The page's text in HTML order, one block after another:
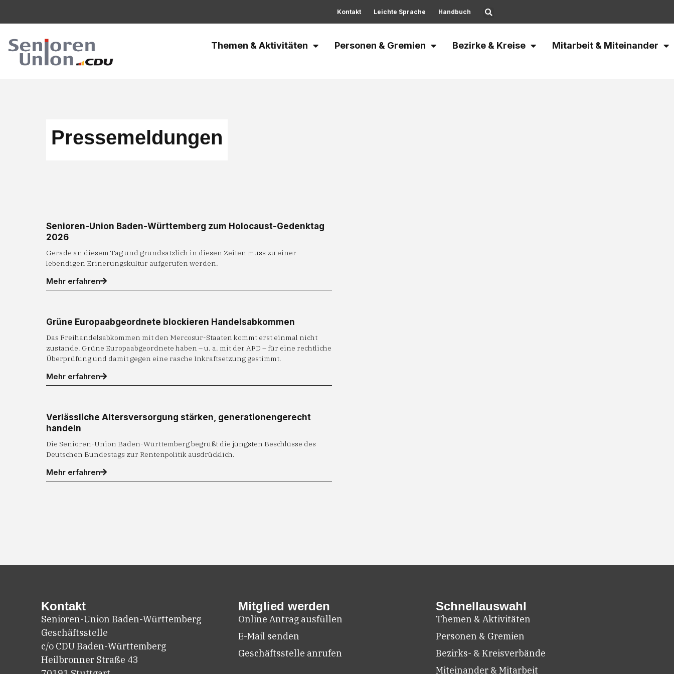
Kontakt Leichte Sprache Handbuch
Themen & Aktivitäten Personen & Gremien Bezirke & Kreise Mitarbeit & Miteinander
Pressemeldungen
Senioren-Union Baden-Württemberg zum Holocaust-Gedenktag
2026
Gerade an diesem Tag und grundsätzlich in diesen Zeiten muss zu einer
lebendigen Erinerungskultur aufgerufen werden.
Mehr erfahren
Grüne Europaabgeordnete blockieren Handelsabkommen
Das Freihandelsabkommen mit den Mercosur-Staaten kommt erst einmal nicht
zustande. Grüne Europaabgeordnete haben – u. a. mit der AFD – für eine rechtliche
Überprüfung und damit gegen eine rasche Inkraftsetzung gestimmt.
Mehr erfahren
Verlässliche Altersversorgung stärken, generationengerecht
handeln
Die Senioren-Union Baden-Württemberg begrüßt die jüngsten Beschlüsse des
Deutschen Bundestags zur Rentenpolitik ausdrücklich.
Mehr erfahren
Kontakt
Senioren-Union Baden-Württemberg
Geschäftsstelle
c/o CDU Baden-Württemberg
Heilbronner Straße 43
Mitglied werden
Online Antrag ausfüllen
E-Mail senden
Geschäftsstelle anrufen
Schnellauswahl
Themen & Aktivitäten
Personen & Gremien
Bezirks- & Kreisverbände
Miteinander & Mitarbeit